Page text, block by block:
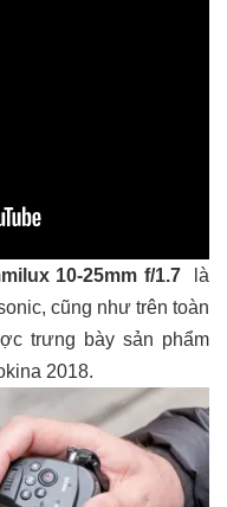
10-25mm f/1.7
là
cũng như trên toàn
trưng bày sản phẩm
2018.